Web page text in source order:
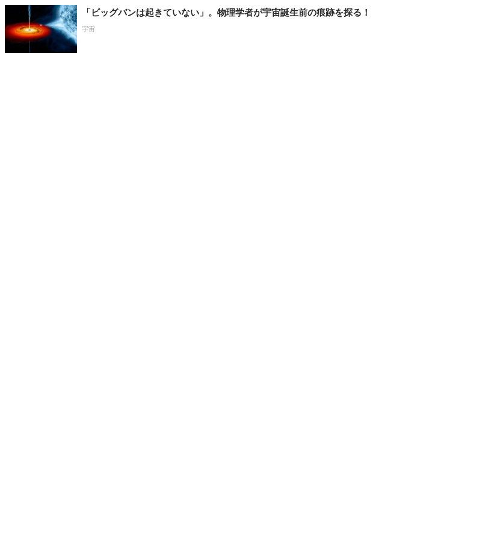
「ビッグバンは起きていない」。物理学者が宇宙誕生前の痕跡を探る！
宇宙